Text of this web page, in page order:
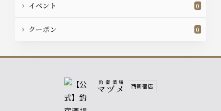
イベント 0
クーポン 0
釣宿酒場
マヅメ 西新宿店